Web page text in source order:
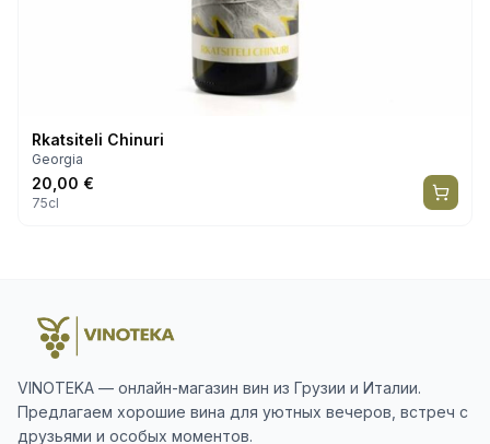
Rkatsiteli Chinuri
Georgia
20,00 €
75cl
VINOTEKA — онлайн-магазин вин из Грузии и Италии.
Предлагаем хорошие вина для уютных вечеров, встреч с
друзьями и особых моментов.